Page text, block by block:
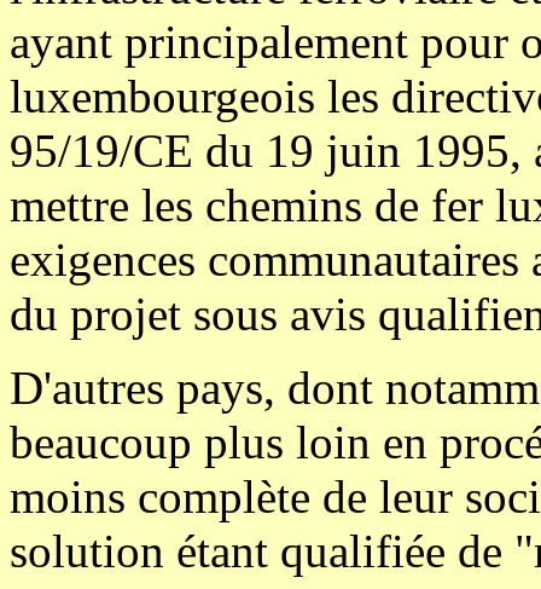
ayant principalement pour
luxembourgeois les
95/19/CE du 19 juin 1995,
mettre les chemins de fer
exigences communautaires
du projet sous avis
D'autres pays, dont
beaucoup plus loin en
moins complète de leur
solution étant qualifiée de